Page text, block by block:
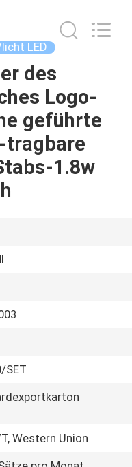
LED
des
Logo-
geführte
tragbare
1.8w
SET
Western Union